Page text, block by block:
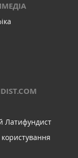
Латифундист